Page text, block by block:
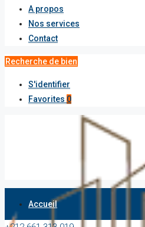
A propos
Nos services
Contact
Recherche de bien
S'identifier
Favorites 0
Accueil